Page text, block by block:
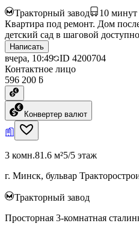
Тракторный завод 10 минут
Квартира под ремонт. Дом
детский сад в шаговой
Написать
вчера, 10:49 ID 4200704
Контактное лицо
596 200 ƃ
Конвертер валют
3 комн.81.6 м²5/5 этаж
г. Минск, бульвар
Тракторный завод
Просторная 3-комнатная